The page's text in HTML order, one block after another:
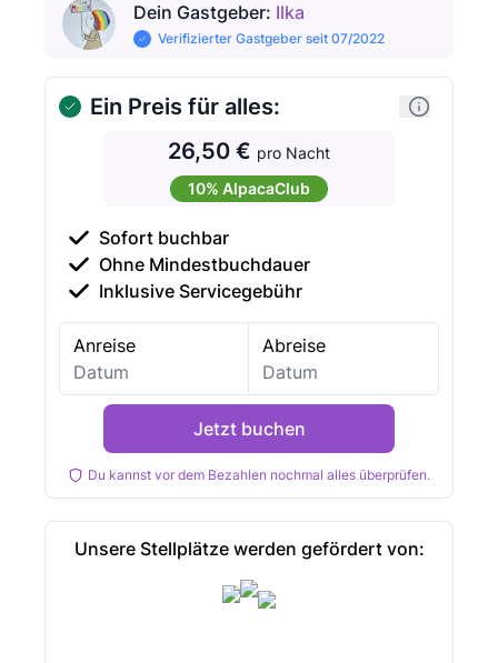
Dein Gastgeber: Ilka
Verifizierter Gastgeber seit 07/2022
Ein Preis für alles:
26,50 € pro Nacht
10% AlpacaClub
Sofort buchbar
Ohne Mindestbuchdauer
Inklusive Servicegebühr
Anreise Abreise
Jetzt buchen
Du kannst vor dem Bezahlen nochmal alles überprüfen.
Unsere Stellplätze werden gefördert von: